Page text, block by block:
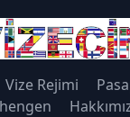
Vize Rejimi